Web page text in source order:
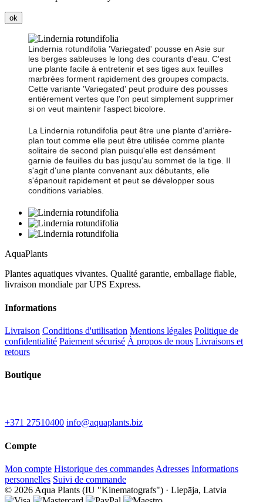
ok
Lindernia rotundifolia 'Variegated' pousse en Asie sur
les berges sableuses le long des courants d'eau. C'est
une plante facile à entretenir et ses tiges aux feuilles
marbrées forment rapidement des groupes compacts.
Cette variante 'Variegated' peut produire des pousses
entièrement vertes que l'on peut simplement supprimer
si on veut maintenir l'aspect bicolore.
La Lindernia rotundifolia peut être une plante d'arrière-
plan tout comme elle peut être utilisée comme plante
solitaire de second plan puisqu'elle est densément
garnie de feuilles du bas jusqu'au sommet de la tige. Il
s'agit d'une plante convenant aux débutants, elle
s'épanouit rapidement et peut se développer sous
conditions variables.
AquaPlants
Plantes aquatiques vivantes. Qualité garantie, emballage fiable,
livraison mondiale par UPS Express.
Informations
Livraison Conditions d'utilisation Mentions légales Politique de
confidentialité Paiement sécurisé À propos de nous Livraisons et
retours
Boutique
+371 27510400 info@aquaplants.biz
Compte
Mon compte Historique des commandes Adresses Informations
personnelles Suivi de commande
© 2026 Aqua Plants (IU "Kinematografs") · Liepāja, Latvia